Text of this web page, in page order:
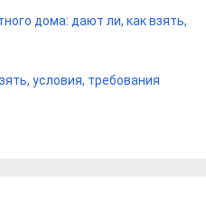
дома: дают ли, как взять,
условия, требования